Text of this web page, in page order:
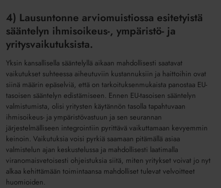
4) Lausuntonne arviomuistiossa esitetyistä
sääntelyn ihmisoikeus-, ympäristö- ja
yritysvaikutuksista.
Yksin kansallisella sääntelyllä aikaan mahdollisesti saatavat
vaikutukset suhteessa aiheutuviin kustannuksiin ja haittoihin ovat
siinä määrin epäselviä, että on tarkoituksenmukaista panostaa EU-
tasoisen sääntelyn edistämiseen. Ennen EU-tasoisen sääntelyn
valmistumista, olisi yritysten käytännön tasolla tapahtuvaan
ihmisoikeus- ja ympäristövastuun ja sen seurannan
järjestelmälliseen integrointiin pyrittävä vaikuttamaan kevyemmin
keinoin. Vaikutuksia voisi pyrkiä saamaan pitämällä asiaa
valmistelun ajan keskustelussa ja mahdollisesti laatimalla
viranomaisvetoisesti ohjeistuksia siitä, miten yritykset voivat jo nyt
alkaa kehittämään toimintaansa mahdolliset tulevat velvoitteet
huomioiden.